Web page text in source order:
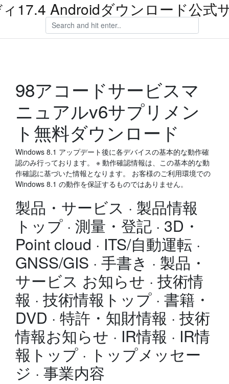
17.4 Androidダウンロード公式
98アコードサービスマ
ニュアルv6サプリメン
ト無料ダウンロード
Windows 8.1 アップデート後に各デバイスの基本的な動作確
認のみ行っております。 ※ 動作確認情報は、この基本的な動
作確認に基づいた情報となります。 お客様のご利用環境での
Windows 8.1 の動作を保証するものではありません。
製品・サービス · 製品情報
トップ · 測量・登記 · 3D・
Point cloud · ITS/自動運転 ·
GNSS/GIS · 手書き · 製品・
サービス お知らせ · 技術情
報 · 技術情報トップ · 書籍・
DVD · 特許・知財情報 · 技術
情報お知らせ · IR情報 · IR情
報トップ · トップメッセー
ジ · 事業内容